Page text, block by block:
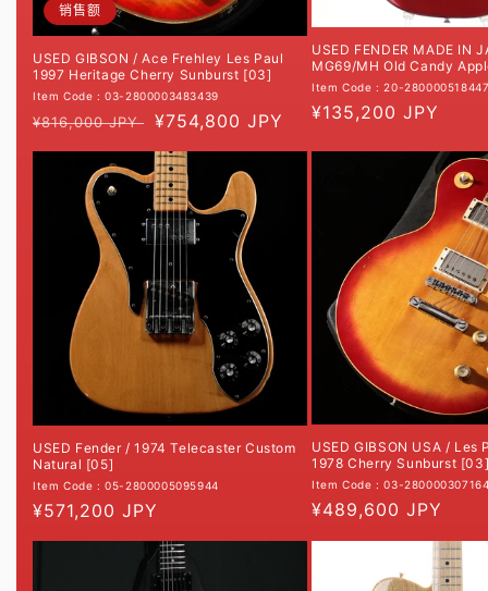
销售额
USED GIBSON / Ace Frehley Les Paul
1997 Heritage Cherry Sunburst [03]
Item Code : 03-2800003483439
常
¥816,000 JPY
促
价
¥754,800 JPY
USED FENDER MADE IN
MG69/MH Old Candy
Item Code : 20-
常
¥135,200 JPY
USED Fender / 1974 Telecaster Custom
Natural [05]
Item Code : 05-2800005095944
常
¥571,200 JPY
USED GIBSON USA / Les
1978 Cherry Sunburst
Item Code : 03-
常
¥489,600 JPY